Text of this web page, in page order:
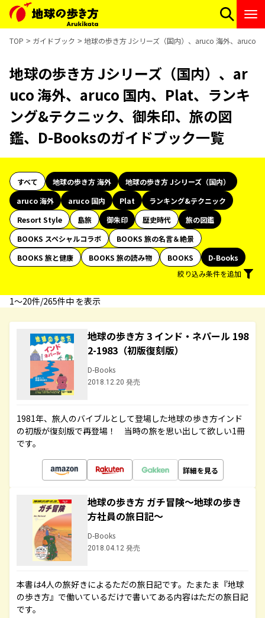
TOP ガイドブック 地球の歩き方 Jシリーズ（国内）、aruco 海外、aruco
地球の歩き方 Jシリーズ（国内）、ar
uco 海外、aruco 国内、Plat、ランキ
ング&テクニック、御朱印、旅の図
鑑、D-Booksのガイドブック一覧
すべて 地球の歩き方 海外
地球の歩き方 Jシリーズ（国内）
aruco 海外
aruco 国内 Plat
ランキング&テクニック
Resort Style
島旅 御朱印 歴史時代
旅の図鑑
BOOKS スペシャルコラボ
BOOKS 旅の名言＆絶景
BOOKS 旅と健康
BOOKS 旅の読み物 BOOKS
D-Books
絞り込み条件を追加
1〜20件/265件中 を表示
地球の歩き方 3 インド・ネパール 198
2-1983（初版復刻版）
D-Books
2018.12.20 発売
1981年、旅人のバイブルとして登場した地球の歩き方インド
の初版が復刻版で再登場！ 当時の旅を思い出して欲しい1冊
です。
詳細を見る
地球の歩き方 ガチ冒険～地球の歩き
方社員の旅日記～
D-Books
2018.04.12 発売
本書は4人の旅好きによるただの旅日記です。たまたま『地球
の歩き方』で働いているだけで書いてある内容はただの旅日記
です。